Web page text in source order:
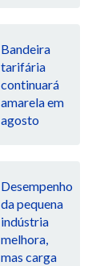
Bandeira
tarifária
continuará
amarela em
agosto
Desempenho
da pequena
indústria
melhora,
mas carga